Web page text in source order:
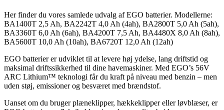
Her finder du vores samlede udvalg af EGO batterier. Modellerne:
BA1400T 2,5 Ah, BA2242T 4,0 Ah (4ah), BA2800T 5,0 Ah (5ah),
BA3360T 6,0 Ah (6ah), BA4200T 7,5 Ah, BA4480X 8,0 Ah (8ah),
BA5600T 10,0 Ah (10ah), BA6720T 12,0 Ah (12ah)
EGO batterier er udviklet til at levere høj ydelse, lang driftstid og
maksimal driftssikkerhed til dine havemaskiner. Med EGO’s 56V
ARC Lithium™ teknologi får du kraft på niveau med benzin – men
uden støj, emissioner og besværet med brændstof.
Uanset om du bruger plæneklipper, hækkeklipper eller løvblæser, er